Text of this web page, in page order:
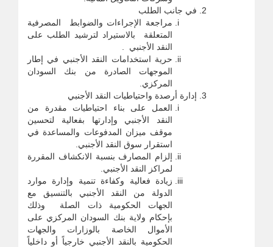
في جانب الطلب
مراجعة الإجراءات والضوابط المصرفية
المتعلقة بالاستيراد لترشيد الطلب على
النقد الأجنبي .
حرية استخدامات النقد الأجنبي في إطار
الموجهات الصادرة من بنك السودان
المركزي.
إدارة أرصدة واحتياطيات النقد الأجنبي
العمل على بناء احتياطيات مقدرة من
النقد الأجنبي وإدارتها بفعالية لتحسين
موقف ميزان المدفوعات والمساعدة في
استقرار سوق النقد الأجنبي.
إلزام المصارف بنسبة الانكشاف المقررة
لمراكز النقد الأجنبي.
زيادة فعالية وكفاءة تنمية وإدارة موارد
الدولة من النقد الأجنبي بالتنسيق مع
الجهات الحكومية ذات الصلة وذلك
بإحكام ولاية بنك السودان المركزي على
الأموال الخاصة بالوزارات والجهات
الحكومية بالنقد الأجنبي خارجياً أو داخلياً